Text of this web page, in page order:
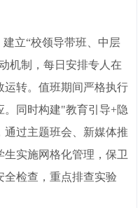
立“校领导带班、中层
机制，每日安排专人在
运转。值班期间严格执行
。同时构建"教育引导+隐
过主题班会、新媒体推
实施网格化管理，保卫
全检查，重点排查实验